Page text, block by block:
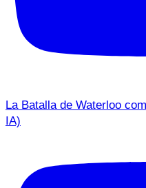
La Batalla de Waterloo
IA)